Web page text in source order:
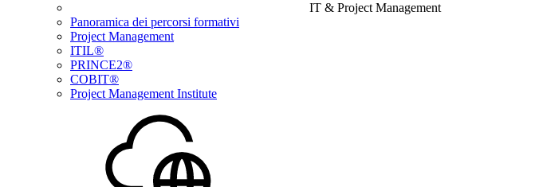
IT & Project Management
Panoramica dei percorsi formativi
Project Management
ITIL®
PRINCE2®
COBIT®
Project Management Institute